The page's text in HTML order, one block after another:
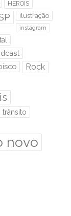
HERÓIS
ilustração
instagram
Rock
trânsito
novo